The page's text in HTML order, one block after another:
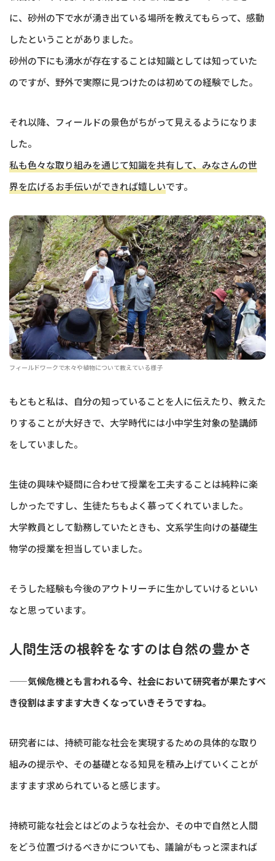
に、砂州の下で水が湧き出ている場所を教えてもらって、感動
したということがありました。
砂州の下にも湧水が存在することは知識としては知っていた
のですが、野外で実際に見つけたのは初めての経験でした。
それ以降、フィールドの景色がちがって見えるようになりま
した。
私も色々な取り組みを通じて知識を共有して、みなさんの世
界を広げるお手伝いができれば嬉しいです。
フィールドワークで木々や植物について教えている様子
もともと私は、自分の知っていることを人に伝えたり、教えた
りすることが大好きで、大学時代には小中学生対象の塾講師
をしていました。
生徒の興味や疑問に合わせて授業を工夫することは純粋に楽
しかったですし、生徒たちもよく慕ってくれていました。
大学教員として勤務していたときも、文系学生向けの基礎生
物学の授業を担当していました。
そうした経験も今後のアウトリーチに生かしていけるといい
なと思っています。
人間生活の根幹をなすのは自然の豊かさ
——気候危機とも言われる今、社会において研究者が果たすべ
き役割はますます大きくなっていきそうですね。
研究者には、持続可能な社会を実現するための具体的な取り
組みの提示や、その基礎となる知見を積み上げていくことが
ますます求められていると感じます。
持続可能な社会とはどのような社会か、その中で自然と人間
をどう位置づけるべきかについても、議論がもっと深まれば